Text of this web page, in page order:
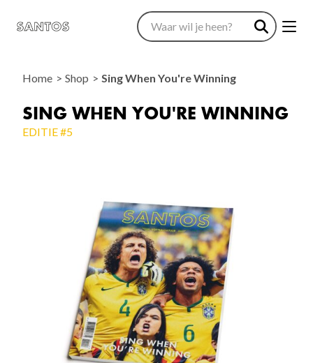
Home Shop Sing When You're Winning
SING WHEN YOU'RE WINNING
EDITIE #5